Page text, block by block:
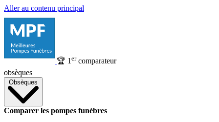
Aller au contenu principal
🏆 1 ercomparateur
obsèques
Obsèques
Comparer les pompes funèbres